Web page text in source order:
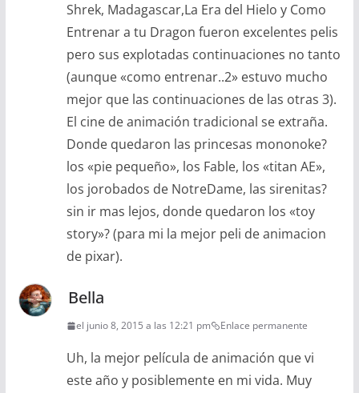
Shrek, Madagascar,La Era del Hielo y Como
Entrenar a tu Dragon fueron excelentes pelis
pero sus explotadas continuaciones no tanto
(aunque «como entrenar..2» estuvo mucho
mejor que las continuaciones de las otras 3).
El cine de animación tradicional se extraña.
Donde quedaron las princesas mononoke?
los «pie pequeño», los Fable, los «titan AE»,
los jorobados de NotreDame, las sirenitas?
sin ir mas lejos, donde quedaron los «toy
story»? (para mi la mejor peli de animacion
de pixar).
Bella
el junio 8, 2015 a las 12:21 pm Enlace permanente
Uh, la mejor película de animación que vi
este año y posiblemente en mi vida. Muy